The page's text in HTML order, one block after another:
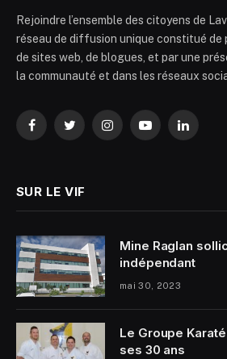
Rejoindre l’ensemble des citoyens de
réseau de diffusion unique constitué de
de sites web, de blogues, et par une
la communauté et dans les réseaux
FacebookTwitterInstagramYouTubeLinkedIn
SUR LE VIF
Mine Raglan
indépendant
mai 30, 2023
Le Groupe
ses 30 ans